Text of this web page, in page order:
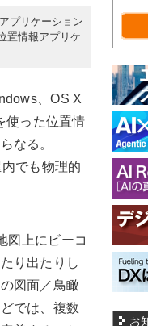
プリケーション
置情報アプリケ
、OS X
使った位置情
なる。
でも物理的
図上にビーコ
り出たりし
図面／鳥瞰
では、複数
お